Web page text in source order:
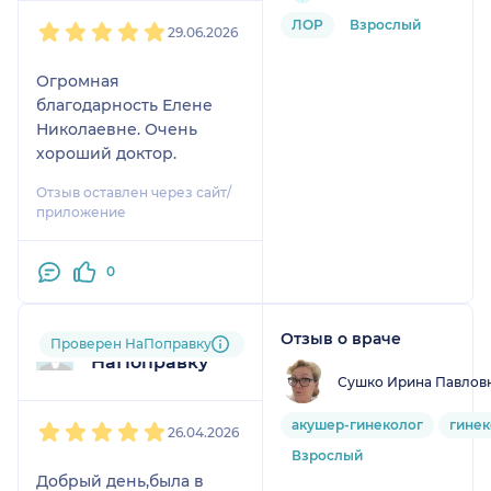
29.06.2026
Огромная
благодарность Елене
Николаевне. Очень
хороший доктор.
Отзыв оставлен через сайт/
приложение
0
ЛОР Взрослый
Пользователь
НаПоправку
Проверен НаПоправку
26.04.2026
Добрый день,была в
Отзыв о враче
Сушко Ирина
акушер-гинеколог
Взрослый